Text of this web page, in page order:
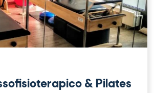
& Pilates